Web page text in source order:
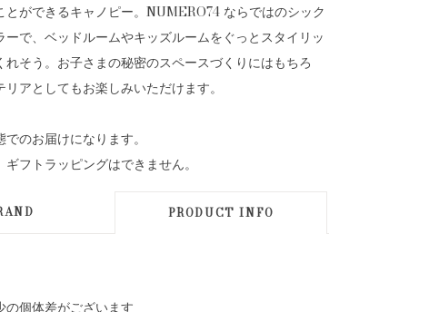
とができるキャノピー。NUMERO74 ならではのシック
ーで、ベッドルームやキッズルームをぐっとスタイリッ
れそう。お子さまの秘密のスペースづくりにはもちろ
アとしてもお楽しみいただけます。
のお届けになります。
ギフトラッピングはできません。
PRODUCT INFO
の個体差がございます